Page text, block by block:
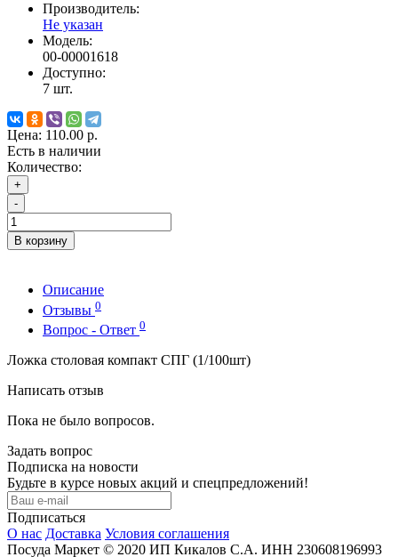
Производитель:
Не указан
Модель:
00-00001618
Доступно:
7 шт.
Цена: 110.00 р.
Есть в наличии
Количество:
+
-
В корзину
Описание
Отзывы 0
Вопрос - Ответ 0
Ложка столовая компакт СПГ (1/100шт)
Написать отзыв
Пока не было вопросов.
Задать вопрос
Подписка на новости
Будьте в курсе новых акций и спецпредложений!
Подписаться
О нас Доставка Условия соглашения
Посуда Маркет © 2020 ИП Кикалов С.А. ИНН 230608196993